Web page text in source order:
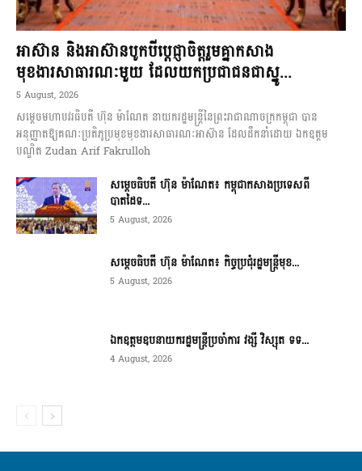
អាស៊ាន និងអាស៊ានបូកបីប្តេជ្ញាចិត្តរួមគ្នាកសាង
មុខងារសាធារណៈមួយ ដែលយកប្រជាជនជាស្នូ...
5 August, 2026
សម្តេចមហាបវរធិបតី ហ៊ុន ម៉ាណែត នាយករដ្ឋមន្ត្រីនៃព្រះរាជាណាចក្រកម្ពុជា បាន
អនុញ្ញាតឱ្យគណៈប្រតិភូប្រមុខមុខងារសាធារណៈអាស៊ាន ដែលដឹកនាំដោយ ឯកឧត្តម
បណ្ឌិត Zudan Arif Fakrulloh
សម្ដេចធិបតី ហ៊ុន ម៉ាណែត៖ កម្ពុជាកសាងប្រទេសពី
បាតដៃទ...
5 August, 2026
សម្ដេចធិបតី ហ៊ុន ម៉ាណែត៖ កិច្ចប្រជុំរដ្ឋមន្ត្រីមុខ...
5 August, 2026
ឯកឧត្តមឧបនាយករដ្ឋមន្ត្រីប្រចាំការ វង្សី វិស្សុត ទទ...
4 August, 2026